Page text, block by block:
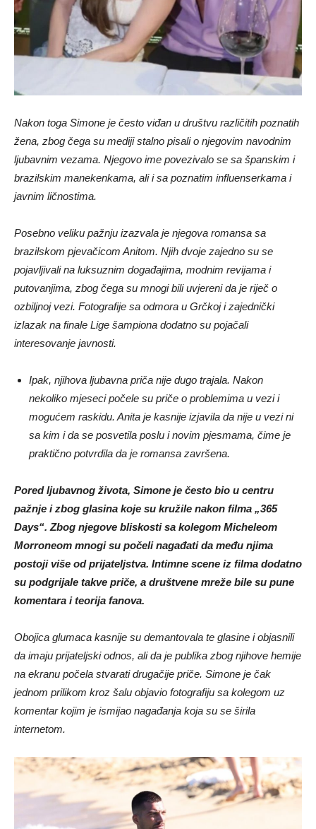
Nakon toga Simone je često viđan u društvu različitih poznatih
žena, zbog čega su mediji stalno pisali o njegovim navodnim
ljubavnim vezama. Njegovo ime povezivalo se sa španskim i
brazilskim manekenkama, ali i sa poznatim influenserkama i
javnim ličnostima.
Posebno veliku pažnju izazvala je njegova romansa sa
brazilskom pjevačicom Anitom. Njih dvoje zajedno su se
pojavljivali na luksuznim događajima, modnim revijama i
putovanjima, zbog čega su mnogi bili uvjereni da je riječ o
ozbiljnoj vezi. Fotografije sa odmora u Grčkoj i zajednički
izlazak na finale Lige šampiona dodatno su pojačali
interesovanje javnosti.
Ipak, njihova ljubavna priča nije dugo trajala. Nakon
nekoliko mjeseci počele su priče o problemima u vezi i
mogućem raskidu. Anita je kasnije izjavila da nije u vezi ni
sa kim i da se posvetila poslu i novim pjesmama, čime je
praktično potvrdila da je romansa završena.
Pored ljubavnog života, Simone je često bio u centru
pažnje i zbog glasina koje su kružile nakon filma „365
Days“. Zbog njegove bliskosti sa kolegom Micheleom
Morroneom mnogi su počeli nagađati da među njima
postoji više od prijateljstva. Intimne scene iz filma dodatno
su podgrijale takve priče, a društvene mreže bile su pune
komentara i teorija fanova.
Obojica glumaca kasnije su demantovala te glasine i objasnili
da imaju prijateljski odnos, ali da je publika zbog njihove hemije
na ekranu počela stvarati drugačije priče. Simone je čak
jednom prilikom kroz šalu objavio fotografiju sa kolegom uz
komentar kojim je ismijao nagađanja koja su se širila
internetom.